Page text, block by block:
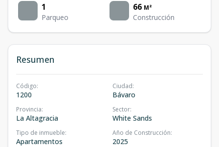
1
Parqueo
66 M²
Construcción
Resumen
Código:
1200
Ciudad:
Bávaro
Provincia:
La Altagracia
Sector:
White Sands
Tipo de inmueble:
Apartamentos
Año de Construcción:
2025